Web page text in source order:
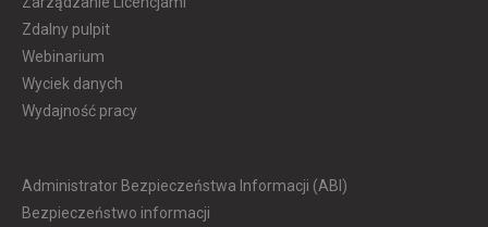
Zdalny pulpit
Webinarium
Wyciek danych
Wydajność pracy
Administrator Bezpieczeństwa Informacji (ABI)
Bezpieczeństwo informacji